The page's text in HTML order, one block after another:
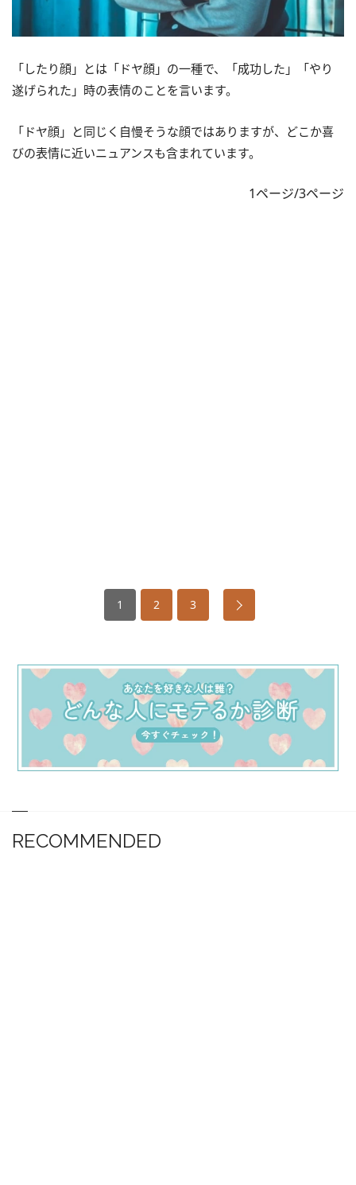
「したり顔」とは「ドヤ顔」の一種で、「成功した」「やり
遂げられた」時の表情のことを言います。
「ドヤ顔」と同じく自慢そうな顔ではありますが、どこか喜
びの表情に近いニュアンスも含まれています。
1ページ/3ページ
1 2 3
RECOMMENDED